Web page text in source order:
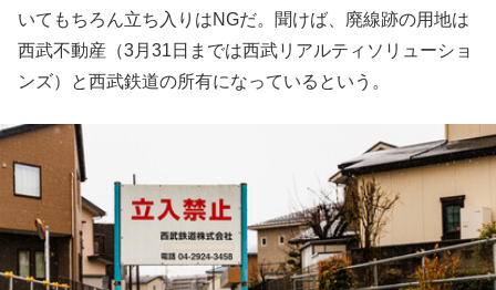
いてもちろん立ち入りはNGだ。聞けば、廃線跡の用地は
西武不動産（3月31日までは西武リアルティソリューショ
ンズ）と西武鉄道の所有になっているという。